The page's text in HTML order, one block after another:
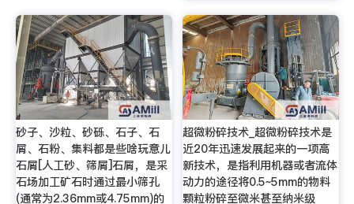
砂子、沙粒、砂砾、石子、石
屑、石粉、集料都是些啥玩意儿
石屑[人工砂、筛屑]石屑，是采
石场加工矿石时通过最小筛孔
(通常为2.36mm或4.75mm)的
超微粉碎技术_超微粉碎技术是
近20年迅速发展起来的一项高
新技术，是指利用机器或者流体
动力的途径将0.5~5mm的物料
颗粒粉碎至微米甚至纳米级